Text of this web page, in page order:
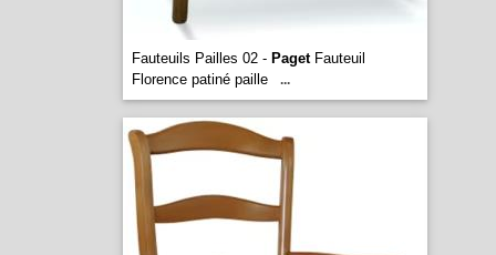
Fauteuils Pailles 02 - PagetFauteuil
Florence patiné paille
...